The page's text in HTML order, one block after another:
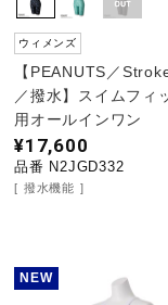
ウィメンズ
【PEANUTS／
／撥水】スイムフィ
用オールインワン
¥17,600
品番 N2JGD332
撥水機能
NEW